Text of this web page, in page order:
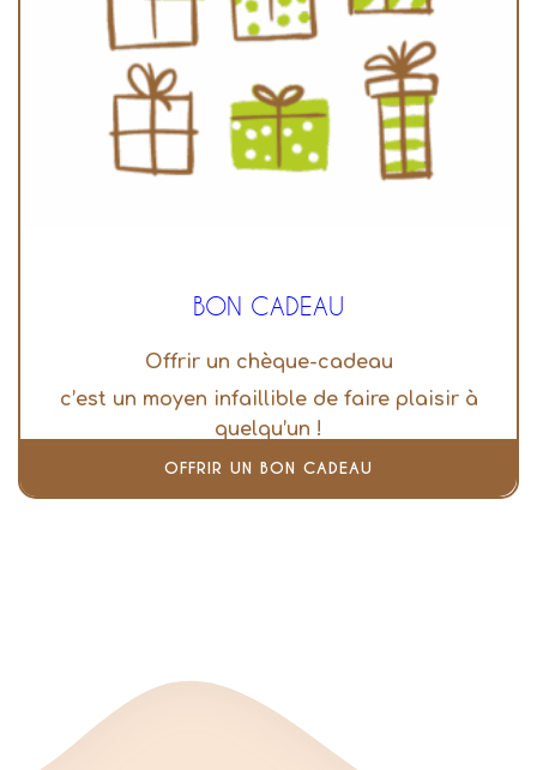
BON CADEAU
Offrir un chèque-cadeau
c’est un moyen infaillible de faire plaisir à
quelqu’un !
OFFRIR UN BON CADEAU